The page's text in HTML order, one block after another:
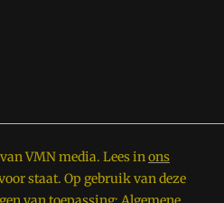
VMN media. Lees inons
staat. Op gebruik van deze